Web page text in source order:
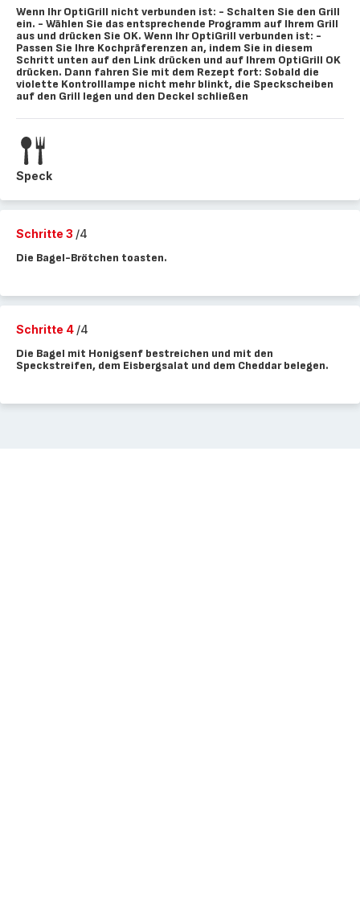
Wenn Ihr OptiGrill nicht verbunden ist: - Schalten Sie den Grill
ein. - Wählen Sie das entsprechende Programm auf Ihrem Grill
aus und drücken Sie OK. Wenn Ihr OptiGrill verbunden ist: -
Passen Sie Ihre Kochpräferenzen an, indem Sie in diesem
Schritt unten auf den Link drücken und auf Ihrem OptiGrill OK
drücken. Dann fahren Sie mit dem Rezept fort: Sobald die
violette Kontrolllampe nicht mehr blinkt, die Speckscheiben
auf den Grill legen und den Deckel schließen
Speck
Schritte 3 /4
Die Bagel-Brötchen toasten.
Schritte 4 /4
Die Bagel mit Honigsenf bestreichen und mit den
Speckstreifen, dem Eisbergsalat und dem Cheddar belegen.